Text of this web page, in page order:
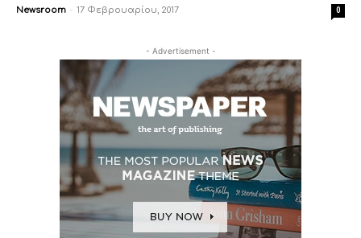
Newsroom - 17 Φεβρουαρίου, 2017 0
- Advertisement -